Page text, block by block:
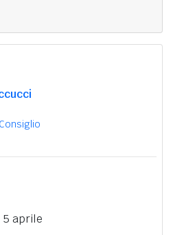
5 aprile